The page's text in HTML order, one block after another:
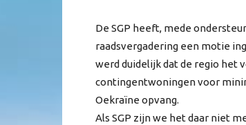
De SGP heeft, mede
raadsvergadering een motie
werd duidelijk dat de regio het
contingentwoningen voor
Oekraïne opvang.
Als SGP zijn we het daar niet